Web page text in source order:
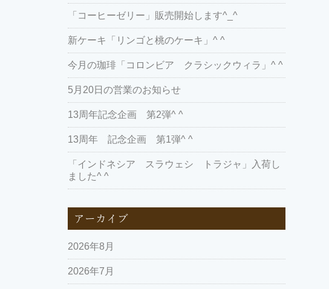
「コーヒーゼリー」販売開始します^_^
新ケーキ「リンゴと桃のケーキ」^ ^
今月の珈琲「コロンビア クラシックウィラ」^ ^
5月20日の営業のお知らせ
13周年記念企画 第2弾^ ^
13周年 記念企画 第1弾^ ^
「インドネシア スラウェシ トラジャ」入荷し
ました^ ^
アーカイブ
2026年8月
2026年7月